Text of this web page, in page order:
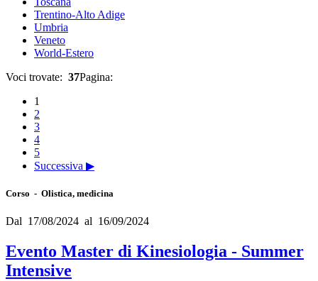
Trentino-Alto Adige
Umbria
Veneto
World-Estero
Voci trovate: 37Pagina:
1
2
3
4
5
Successiva ▶
Corso - Olistica, medicina
Dal 17/08/2024 al 16/09/2024
Evento Master di Kinesiologia - Summer
Intensive